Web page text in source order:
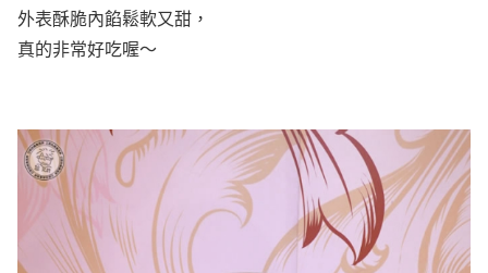
外表酥脆內餡鬆軟又甜，
真的非常好吃喔～